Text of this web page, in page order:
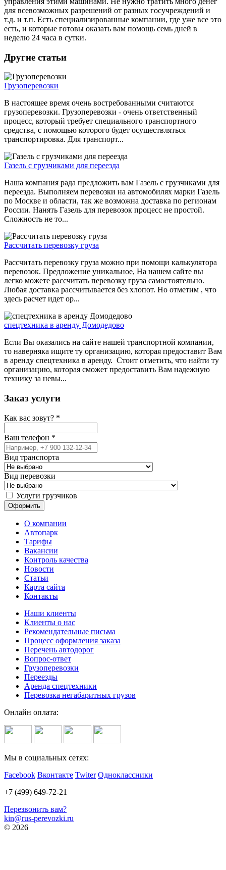
для всевозможных разрешений от разных госучреждений и
т.д. и т.п. Есть специализированные компании, где уже все это
есть, и которые готовы оказать вам помощь семь дней в
неделю 24 часа в сутки.
Другие статьи
Грузоперевозки
В настоящее время очень востребованными считаются
грузоперевозки. Грузоперевозки - очень ответственный
процесс, который требует специального транспортного
средства, с помощью которого будет осуществляться
транспортировка. Для транспорт...
Газель с грузчиками для переезда
Наша компания рада предложить вам Газель с грузчиками для
переезда. Выполняем перевозки на автомобилях марки Газель
по Москве и области, так же возможна доставка по регионам
России. Нанять Газель для перевозок процесс не простой.
Сложность не то...
Рассчитать перевозку груза
Рассчитать перевозку груза можно при помощи калькулятора
перевозок. Предложение уникальное, На нашем сайте вы
легко можете рассчитать перевозку груза самостоятельно.
Любая доставка рассчитывается без хлопот. Но отметим , что
здесь расчет идет ор...
спецтехника в аренду Домодедово
Если Вы оказались на сайте нашей транспортной компании,
то наверняка ищите ту организацию, которая предоставит Вам
в аренду спецтехника в аренду. Стоит отметить, что найти ту
организацию, которая сможет предоставить Вам надежную
технику за невы...
Заказ услуги
Как вас зовут? *
Ваш телефон *
Вид транспорта
Вид перевозки
Услуги грузчиков
О компании
Автопарк
Тарифы
Вакансии
Контроль качества
Новости
Статьи
Карта сайта
Контакты
Наши клиенты
Клиенты о нас
Рекомендательные письма
Процесс оформления заказа
Перечень автодорог
Вопрос-ответ
Грузоперевозки
Переезды
Аренда спецтехники
Перевозка негабаритных грузов
Онлайн оплата:
Мы в социальных сетях:
Facebook Вконтакте Twiter Одноклассники
+7 (499) 649-72-21
Перезвонить вам?
kin@rus-perevozki.ru
© 2026